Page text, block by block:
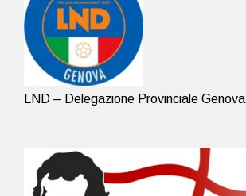
LND – Delegazione Provinciale Genova